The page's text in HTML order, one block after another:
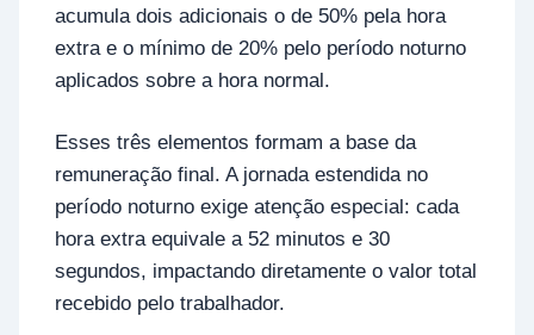
acumula dois adicionais o de 50% pela hora
extra e o mínimo de 20% pelo período noturno
aplicados sobre a hora normal.
Esses três elementos formam a base da
remuneração final. A jornada estendida no
período noturno exige atenção especial: cada
hora extra equivale a 52 minutos e 30
segundos, impactando diretamente o valor total
recebido pelo trabalhador.